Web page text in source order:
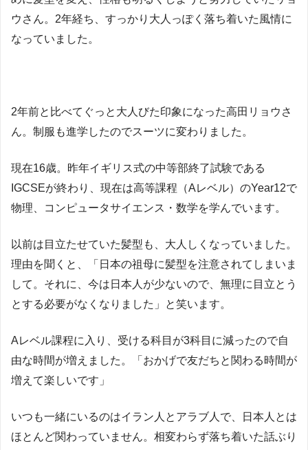
ウさん。2年経ち、すっかり大人っぽく落ち着いた風情に
なっていました。
2年前と比べてぐっと大人びた印象になった高田リョウさ
ん。制服も進学したのでスーツに変わりました。
現在16歳。昨年イギリス式の中等部終了試験である
IGCSEが終わり、現在は高等課程（Aレベル）のYear12で
物理、コンピュータサイエンス・数学を学んでいます。
以前は目立たせていた髪型も、大人しくなっていました。
理由を聞くと、「日本の祖母に髪型を注意されてしまいま
して。それに、今は日本人が少ないので、無理に目立とう
とする必要がなくなりました」と笑います。
Aレベル課程に入り、受ける科目が3科目に減ったので自
由な時間が増えました。「おかげで友だちと関わる時間が
増えて楽しいです」
いつも一緒にいるのはイラン人とアラブ人で、日本人とは
ほとんど関わっていません。相変わらず落ち着いた話ぶり